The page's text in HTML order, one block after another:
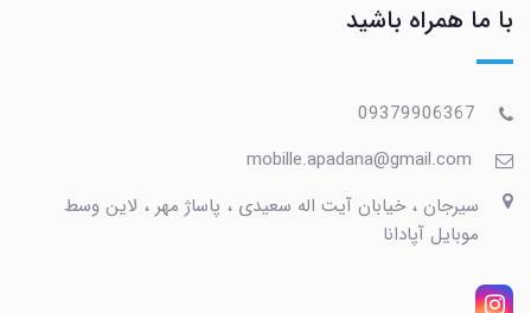
با ما همراه باشید
09379906367
mobille.apadana@gmail.com
سیرجان ، خیابان آیت اله سعیدی ، پاساژ مهر ، لاین وسط
موبایل آپادانا